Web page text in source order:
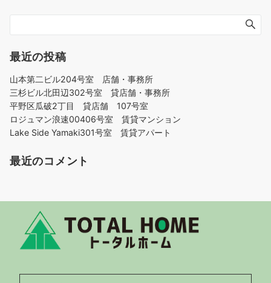
シ
ョ
最近の投稿
山本第二ビル204号室 店舗・事務所
三杉ビル北田辺302号室 貸店舗・事務所
平野区瓜破2丁目 貸店舗 107号室
ロジュマン浪速00406号室 賃貸マンション
Lake Side Yamaki301号室 賃貸アパート
最近のコメント